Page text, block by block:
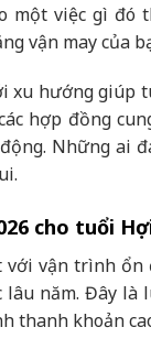
một việc gì đó
vận may của
xu hướng
hợp đồng
Những ai
cho tuổi
vận trình ổn
năm. Đây
thanh khoản